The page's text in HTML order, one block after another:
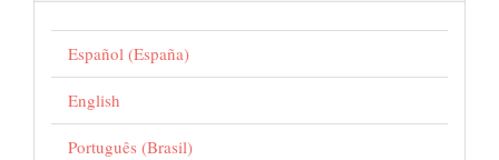
Español (España)
English
Português (Brasil)